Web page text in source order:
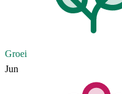
Groei
Jun